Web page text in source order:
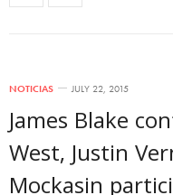
NOTICIAS JULY 22, 2015
James Blake
West, Justin